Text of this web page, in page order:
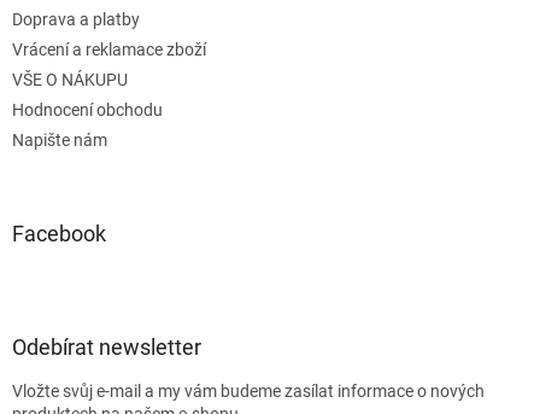
Doprava a platby
Vrácení a reklamace zboží
VŠE O NÁKUPU
Hodnocení obchodu
Napište nám
Facebook
Odebírat newsletter
Vložte svůj e-mail a my vám budeme zasílat informace o nových